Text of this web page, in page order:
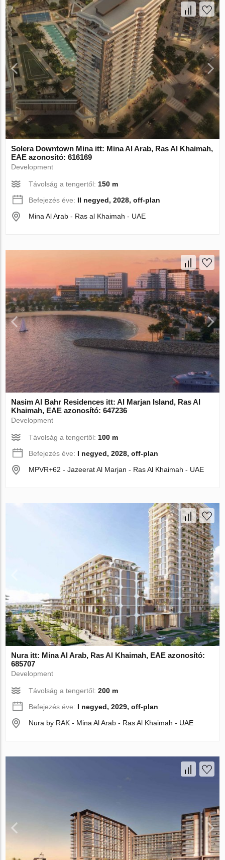
Solera Downtown Mina itt: Mina Al Arab, Ras Al Khaimah,
EAE azonosító: 616169
Development
Távolság a tengertől: 150 m
Befejezés éve: II negyed, 2028, off-plan
Mina Al Arab - Ras al Khaimah - UAE
Nasim Al Bahr Residences itt: Al Marjan Island, Ras Al
Khaimah, EAE azonosító: 647236
Development
Távolság a tengertől: 100 m
Befejezés éve: I negyed, 2028, off-plan
MPVR+62 - Jazeerat Al Marjan - Ras Al Khaimah - UAE
Nura itt: Mina Al Arab, Ras Al Khaimah, EAE azonosító:
685707
Development
Távolság a tengertől:200 m
Befejezés éve: I negyed, 2029, off-plan
Nura by RAK - Mina Al Arab - Ras Al Khaimah - UAE